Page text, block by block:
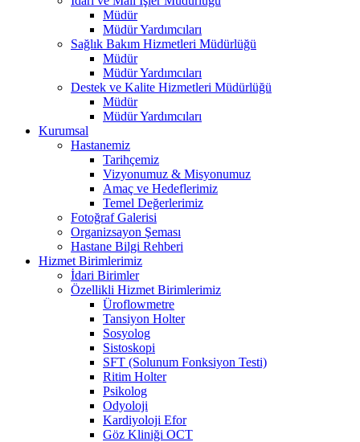
Müdür
Müdür Yardımcıları
Sağlık Bakım Hizmetleri Müdürlüğü
Müdür
Müdür Yardımcıları
Destek ve Kalite Hizmetleri Müdürlüğü
Müdür
Müdür Yardımcıları
Kurumsal
Hastanemiz
Tarihçemiz
Vizyonumuz & Misyonumuz
Amaç ve Hedeflerimiz
Temel Değerlerimiz
Fotoğraf Galerisi
Organizsayon Şeması
Hastane Bilgi Rehberi
Hizmet Birimlerimiz
İdari Birimler
Özellikli Hizmet Birimlerimiz
Üroflowmetre
Tansiyon Holter
Sosyolog
Sistoskopi
SFT (Solunum Fonksiyon Testi)
Ritim Holter
Psikolog
Odyoloji
Kardiyoloji Efor
Göz Kliniği OCT